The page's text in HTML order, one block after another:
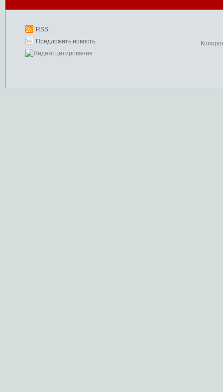
RSS
Предложить новость